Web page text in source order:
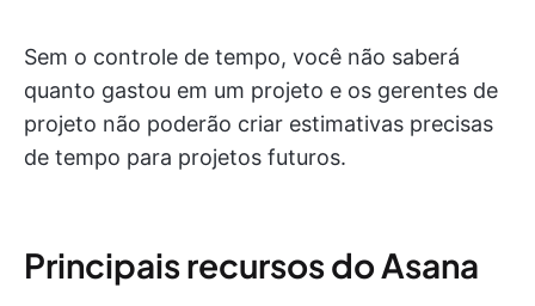
Sem o controle de tempo, você não saberá
quanto gastou em um projeto e os gerentes de
projeto não poderão criar estimativas precisas
de tempo para projetos futuros.
Principais recursos do Asana